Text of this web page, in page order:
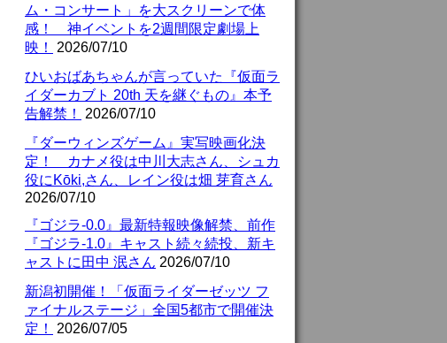
ム・コンサート」を大スクリーンで体
感！ 神イベントを2週間限定劇場上
映！
2026/07/10
ひいおばあちゃんが言っていた『仮面ラ
イダーカブト 20th 天を継ぐもの』本予
告解禁！
2026/07/10
『ダーウィンズゲーム』実写映画化決
定！ カナメ役は中川大志さん、シュカ
役にKōki,さん、レイン役は畑 芽育さん
2026/07/10
『ゴジラ-0.0』最新特報映像解禁、前作
『ゴジラ-1.0』キャスト続々続投、新キ
ャストに田中 泯さん 2026/07/10
新潟初開催！「仮面ライダーゼッツ フ
ァイナルステージ」全国5都市で開催決
定！
2026/07/05